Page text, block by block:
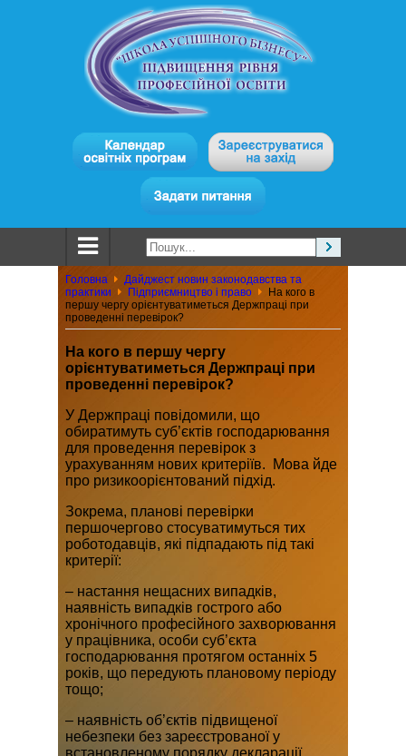
Головна
Дайджест новин законодавства та
практики
Підприємництво і право
На кого в
першу чергу орієнтуватиметься Держпраці при
проведенні перевірок?
На кого в першу чергу
орієнтуватиметься Держпраці при
проведенні перевірок?
У Держпраці повідомили, що
обиратимуть суб’єктів господарювання
для проведення перевірок з
урахуванням нових критеріїв. Мова йде
про ризикоорієнтований підхід.
Зокрема, планові перевірки
першочергово стосуватимуться тих
роботодавців, які підпадають під такі
критерії:
– настання нещасних випадків,
наявність випадків гострого або
хронічного професійного захворювання
у працівника, особи суб’єкта
господарювання протягом останніх 5
років, що передують плановому періоду
тощо;
– наявність об’єктів підвищеної
небезпеки без зареєстрованої у
встановленому порядку декларації